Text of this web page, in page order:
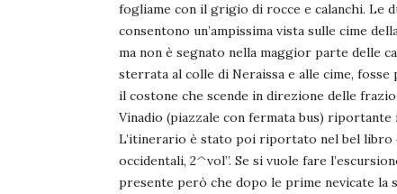
fogliame con il grigio di rocce e calanchi. Le
consentono un’ampissima vista sulle cime
ma non è segnato nella maggior parte delle
sterrata al colle di Neraissa e alle cime,
il costone che scende in direzione delle
Vinadio (piazzale con fermata bus)
L’itinerario è stato poi riportato nel bel libro
occidentali, 2^vol”. Se si vuole fare
presente però che dopo le prime nevicate la